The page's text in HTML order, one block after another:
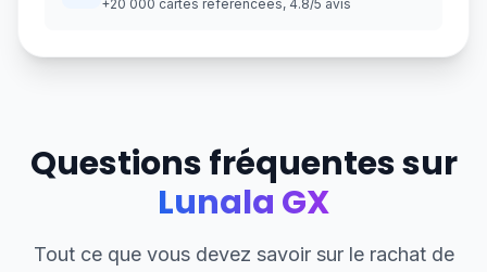
+20 000 cartes référencées, 4.8/5 avis
Questions fréquentes sur
Lunala GX
Tout ce que vous devez savoir sur le rachat de